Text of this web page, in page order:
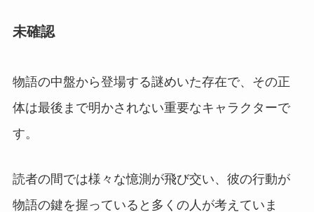
未確認
物語の中盤から登場する謎めいた存在で、その正
体は最後まで明かされない重要なキャラクターで
す。
読者の間では様々な憶測が飛び交い、彼の行動が
物語の鍵を握っていると多くの人が考えていま